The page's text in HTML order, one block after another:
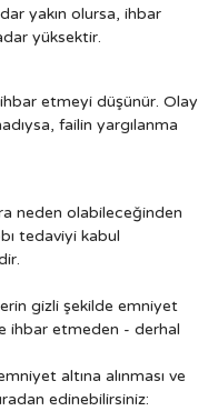
yakın olursa, ihbar
yüksektir.
etmeyi düşünür. Olay
failin yargılanma
neden olabileceğinden
tedaviyi kabul
gizli şekilde emniyet
ihbar etmeden - derhal
altına alınması ve
edinebilirsiniz: